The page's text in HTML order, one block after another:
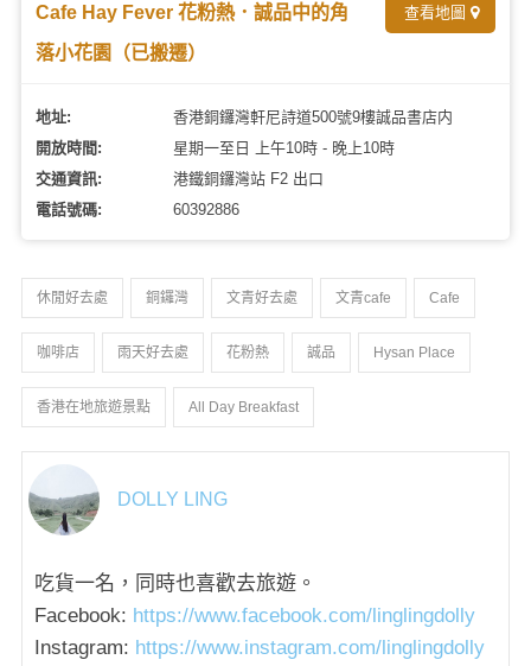
Cafe Hay Fever 花粉熱．誠品中的角
落小花園（已搬遷）
查看地圖
地址:
香港銅鑼灣軒尼詩道500號9樓誠品書店内
開放時間:
星期一至日 上午10時 - 晚上10時
交通資訊:
港鐵銅鑼灣站 F2 出口
電話號碼:
60392886
休閒好去處 銅鑼灣 文青好去處 文青cafe Cafe
咖啡店 雨天好去處 花粉熱 誠品 Hysan Place
香港在地旅遊景點 All Day Breakfast
DOLLY LING
吃貨一名，同時也喜歡去旅遊。
Facebook: https://www.facebook.com/linglingdolly
Instagram: https://www.instagram.com/linglingdolly